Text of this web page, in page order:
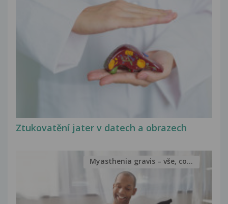
Ztukovatění jater v datech a obrazech
Myasthenia gravis – vše, co...